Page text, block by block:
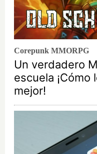
Corepunk MMORPG
Un verdadero
escuela
mejor!